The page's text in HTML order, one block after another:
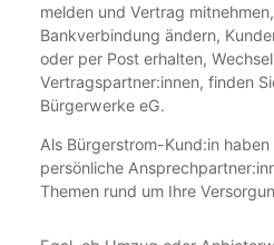
melden und Vertrag
Bankverbindung ändern,
oder per Post erhalten,
Vertragspartner:innen, finden
Bürgerwerke eG.
Als Bürgerstrom-Kund:in
persönliche
Themen rund um Ihre